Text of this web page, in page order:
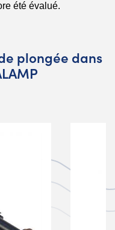
plongée dans